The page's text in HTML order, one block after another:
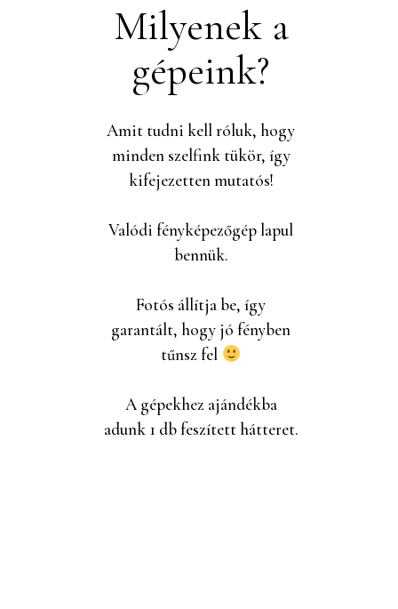
Milyenek a
gépeink?
Amit tudni kell róluk, hogy
minden szelfink tükör, így
kifejezetten mutatós!
Valódi fényképezőgép lapul
bennük.
Fotós állítja be, így
garantált, hogy jó fényben
tűnsz fel
A gépekhez ajándékba
adunk 1 db feszített hátteret.